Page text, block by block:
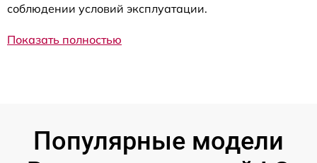
соблюдении условий эксплуатации.
Показать полностью
Популярные модели